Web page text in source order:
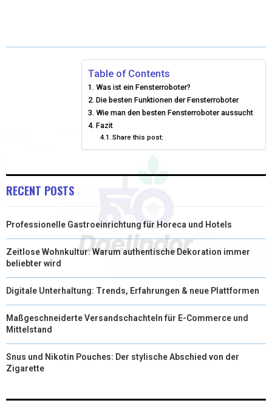
W
)
E
O
O
T
E
R
E
S
K
I
I
Table of Contents
Was ist ein Fensterroboter?
Die besten Funktionen der Fensterroboter
Wie man den besten Fensterroboter aussucht
Fazit
Share this post:
RECENT POSTS
Professionelle Gastroeinrichtung für Horeca und Hotels
Zeitlose Wohnkultur: Warum authentische Dekoration immer
beliebter wird
Digitale Unterhaltung: Trends, Erfahrungen & neue Plattformen
Maßgeschneiderte Versandschachteln für E-Commerce und
Mittelstand
Snus und Nikotin Pouches: Der stylische Abschied von der
Zigarette